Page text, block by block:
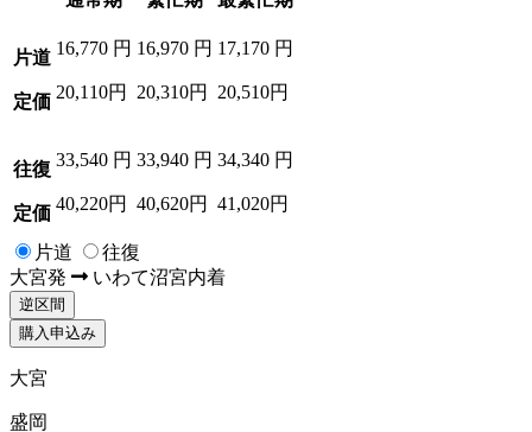
片道
定価
16,770 円
20,110円
16,970 円
20,310円
17,170 円
20,510円
往復
定価
33,540 円
40,220円
33,940 円
40,620円
34,340 円
41,020円
片道
往復
大宮発 いわて沼宮内着
逆区間
購入申込み
大宮
盛岡